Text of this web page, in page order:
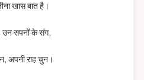
खास बात है।
उन सपनों के संग,
अपनी राह चुन।